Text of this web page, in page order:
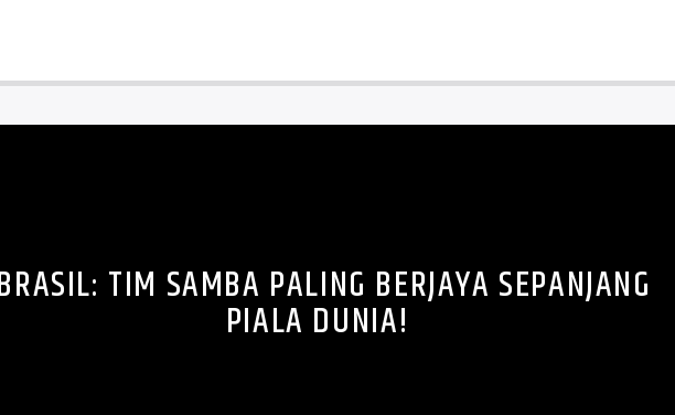
TIM SAMBA PALING BERJAYA SEPANJANG
PIALA DUNIA!